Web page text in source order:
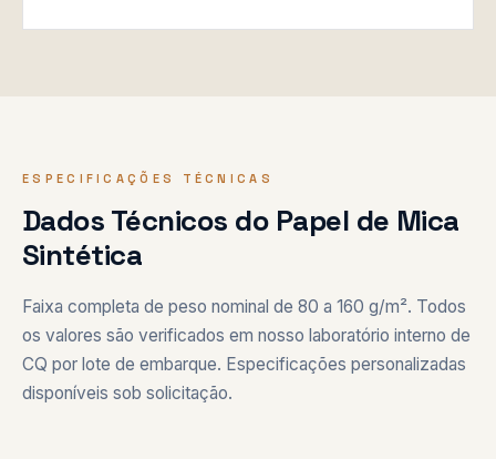
ESPECIFICAÇÕES TÉCNICAS
Dados Técnicos do Papel de Mica
Sintética
Faixa completa de peso nominal de 80 a 160 g/m². Todos
os valores são verificados em nosso laboratório interno de
CQ por lote de embarque. Especificações personalizadas
disponíveis sob solicitação.